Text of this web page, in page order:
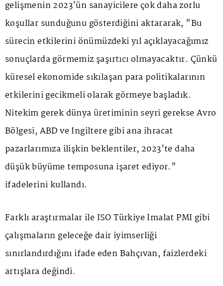
gelişmenin 2023'ün sanayicilere çok daha zorlu
koşullar sunduğunu gösterdiğini aktararak, "Bu
sürecin etkilerini önümüzdeki yıl açıklayacağımız
sonuçlarda görmemiz şaşırtıcı olmayacaktır. Çünkü
küresel ekonomide sıkılaşan para politikalarının
etkilerini gecikmeli olarak görmeye başladık.
Nitekim gerek dünya üretiminin seyri gerekse Avro
Bölgesi, ABD ve İngiltere gibi ana ihracat
pazarlarımıza ilişkin beklentiler, 2023'te daha
düşük büyüme temposuna işaret ediyor."
ifadelerini kullandı.
Farklı araştırmalar ile İSO Türkiye İmalat PMI gibi
çalışmaların geleceğe dair iyimserliği
sınırlandırdığını ifade eden Bahçıvan, faizlerdeki
artışlara değindi.